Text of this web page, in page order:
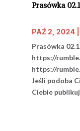
Prasówka
PAŹ 2, 2024|
Prasówka
https://
https://
Jeśli podoba
Ciebie